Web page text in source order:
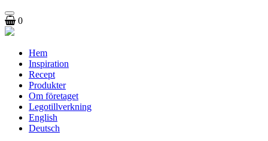
Toggle
navigation
0
Hem
Inspiration
Recept
Produkter
Om företaget
Legotillverkning
English
Deutsch